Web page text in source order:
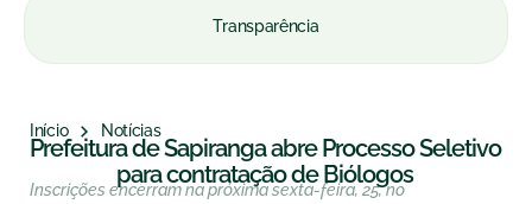
Transparência
Início Notícias
Prefeitura de Sapiranga abre Processo Seletivo
para contratação de Biólogos
Inscrições encerram na próxima sexta-feira, 25, no